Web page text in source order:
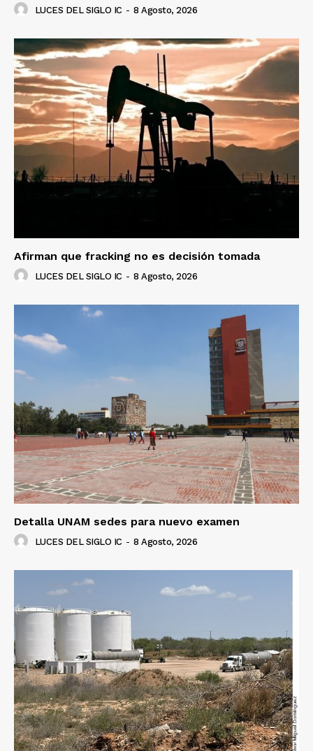
Empresa
Nosotros
Contacto
Política de privacidad
Políticas del Sitio
Información Propietaria / Financiación
LUCES DEL SIGLO IC - 8 Agosto, 2026
Afirman que fracking no es decisión tomada
LUCES DEL SIGLO IC - 8 Agosto, 2026
Detalla UNAM sedes para nuevo examen
LUCES DEL SIGLO IC - 8 Agosto, 2026